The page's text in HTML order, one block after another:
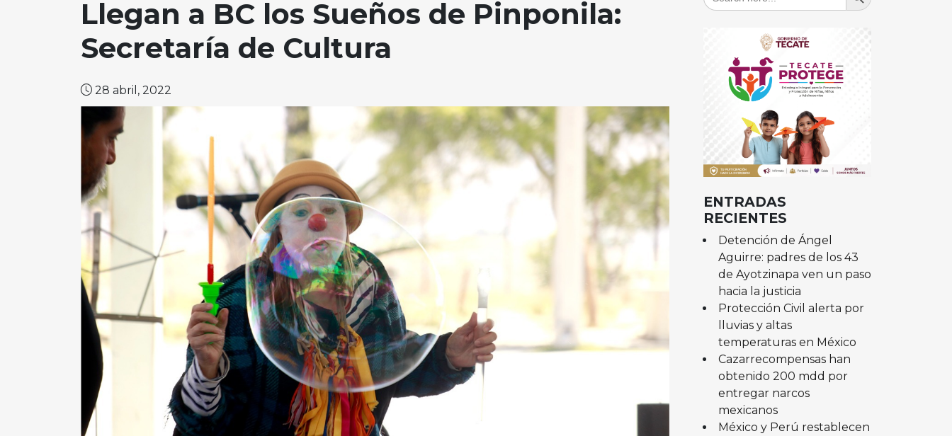
Llegan a BC los Sueños de Pinponila:
Secretaría de Cultura
28 abril, 2022
ENTRADAS
RECIENTES
Detención de Ángel
Aguirre: padres de los 43
de Ayotzinapa ven un paso
hacia la justicia
Protección Civil alerta por
lluvias y altas
temperaturas en México
Cazarrecompensas han
obtenido 200 mdd por
entregar narcos
mexicanos
México y Perú restablecen